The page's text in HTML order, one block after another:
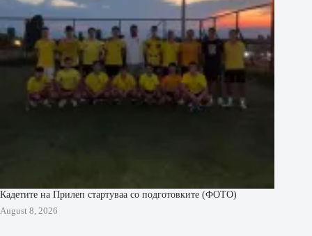
Кадетите на Прилеп стартуваа со подготовките (ФОТО)
August 8, 2026